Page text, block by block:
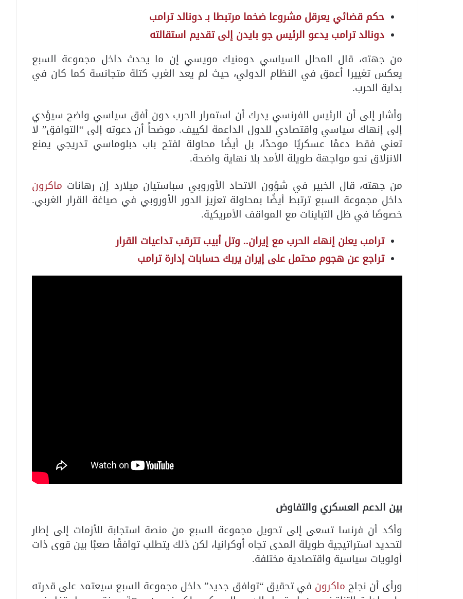
حكم قضائي يعرقل مشروعا ضخما مرتبطا بـ دونالد ترامب
دونالد ترامب يدعو الرئيس جو بايدن إلى تقديم استقالته
من جهته، قال المحلل السياسي دومنيك مويسي إن ما يحدث داخل مجموعة السبع
يعكس تغييرا أعمق في النظام الدولي، حيث لم يعد الغرب كتلة متجانسة كما كان في
بداية الحرب.
وأشار إلى أن الرئيس الفرنسي يدرك أن استمرار الحرب دون أفق سياسي واضح سيؤدي
إلى إنهاك سياسي واقتصادي للدول الداعمة لكييف. موضحاً أن دعوته إلى “التوافق” لا
تعني فقط دعمًا عسكريًا موحدًا، بل أيضًا محاولة لفتح باب دبلوماسي تدريجي يمنع
الانزلاق نحو مواجهة طويلة الأمد بلا نهاية واضحة.
من جهته، قال الخبير في شؤون الاتحاد الأوروبي سباستيان ميلارد إن رهانات ماكرون
داخل مجموعة السبع ترتبط أيضًا بمحاولة تعزيز الدور الأوروبي في صياغة القرار الغربي.
خصوصًا في ظل التباينات مع المواقف الأمريكية.
ترامب يعلن إنهاء الحرب مع إيران.. وتل أبيب تترقب تداعيات القرار
تراجع عن هجوم محتمل على إيران يربك حسابات إدارة ترامب
بين الدعم العسكري والتفاوض
وأكد أن فرنسا تسعى إلى تحويل مجموعة السبع من منصة استجابة للأزمات إلى إطار
لتحديد استراتيجية طويلة المدى تجاه أوكرانيا، لكن ذلك يتطلب توافقًا صعبًا بين قوى ذات
أولويات سياسية واقتصادية مختلفة.
ورأى أن نجاح ماكرون في تحقيق “توافق جديد” داخل مجموعة السبع سيعتمد على قدرته